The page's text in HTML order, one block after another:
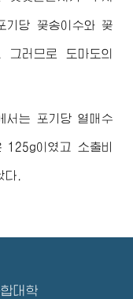
기당 꽃송이수와 꽃
러므로 도마도의
서는 포기당 열매수
이였고 소출비
.
대학